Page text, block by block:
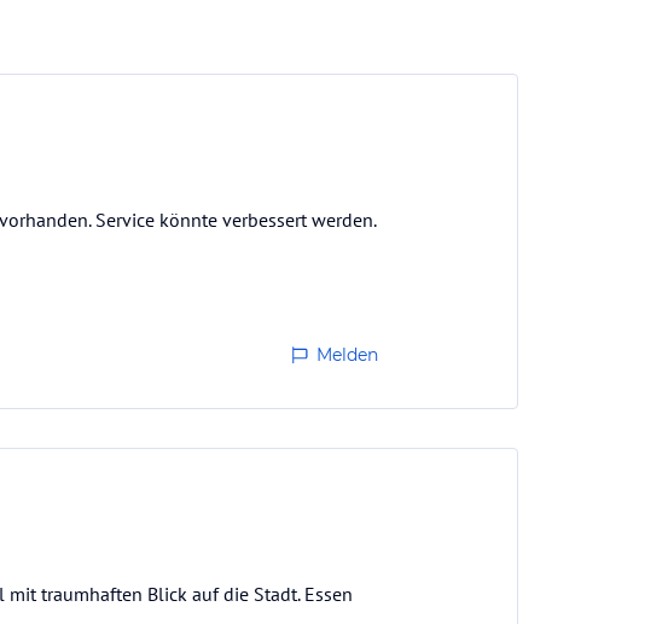
Service könnte verbessert werden.
Melden
traumhaften Blick auf die Stadt. Essen